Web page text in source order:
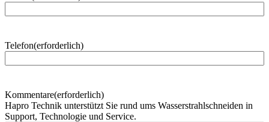
h
n
e
Telefon(erforderlich)
Kommentare(erforderlich)
Hapro Technik unterstützt Sie rund ums Wasserstrahlschneiden in
Support, Technologie und Service.